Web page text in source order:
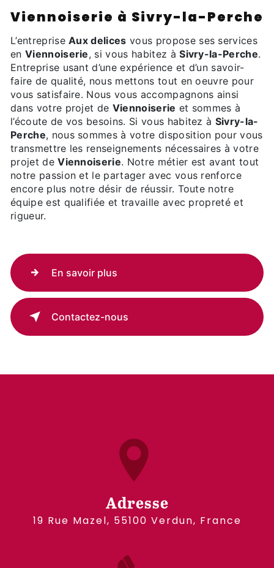
Viennoiserie à Sivry-la-Perche
L’entrepriseAux delices vous propose ses services
en Viennoiserie, si vous habitez àSivry-la-Perche.
Entreprise usant d’une expérience et d’un savoir-
faire de qualité, nous mettons tout en oeuvre pour
vous satisfaire. Nous vous accompagnons ainsi
dans votre projet de Viennoiserie et sommes à
l’écoute de vos besoins. Si vous habitez à Sivry-la-
Perche, nous sommes à votre disposition pour vous
transmettre les renseignements nécessaires à votre
projet deViennoiserie. Notre métier est avant tout
notre passion et le partager avec vous renforce
encore plus notre désir de réussir. Toute notre
équipe est qualifiée et travaille avec propreté et
rigueur.
En savoir plus
Contactez-nous
Adresse
19 Rue Mazel, 55100 Verdun, France